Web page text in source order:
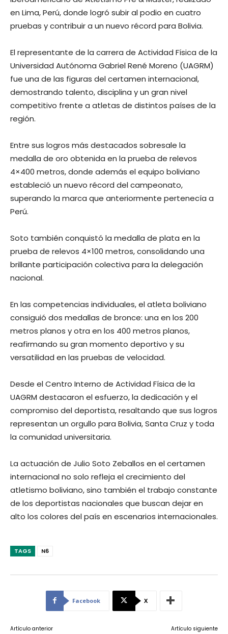
en Lima, Perú, donde logró subir al podio en cuatro
pruebas y contribuir a un nuevo récord para Bolivia.
El representante de la carrera de Actividad Física de la
Universidad Autónoma Gabriel René Moreno (UAGRM)
fue una de las figuras del certamen internacional,
demostrando talento, disciplina y un gran nivel
competitivo frente a atletas de distintos países de la
región.
Entre sus logros más destacados sobresale la
medalla de oro obtenida en la prueba de relevos
4×400 metros, donde además el equipo boliviano
estableció un nuevo récord del campeonato,
superando la marca que anteriormente pertenecía a
Perú.
Soto también conquistó la medalla de plata en la
prueba de relevos 4×100 metros, consolidando una
brillante participación colectiva para la delegación
nacional.
En las competencias individuales, el atleta boliviano
consiguió dos medallas de bronce: una en los 200
metros planos y otra en los 400 metros planos,
reafirmando su gran momento deportivo y su
versatilidad en las pruebas de velocidad.
Desde el Centro Interno de Actividad Física de la
UAGRM destacaron el esfuerzo, la dedicación y el
compromiso del deportista, resaltando que sus logros
representan un orgullo para Bolivia, Santa Cruz y toda
la comunidad universitaria.
La actuación de Julio Soto Zeballos en el certamen
internacional no solo refleja el crecimiento del
atletismo boliviano, sino también el trabajo constante
de los deportistas nacionales que buscan dejar en
alto los colores del país en escenarios internacionales.
TAGS N6
Facebook X
Artículo anterior Artículo siguiente